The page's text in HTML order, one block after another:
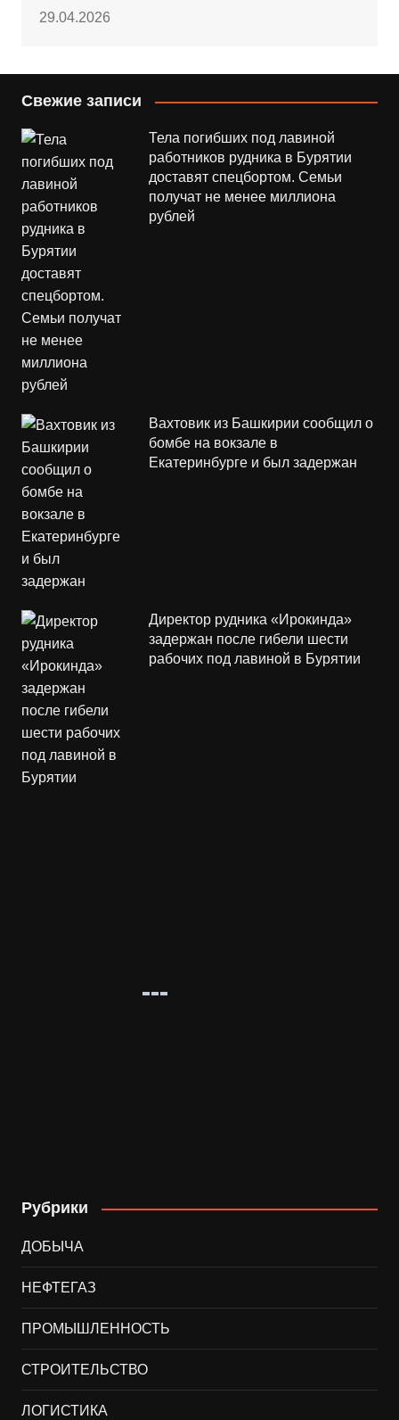
29.04.2026
Свежие записи
Тела погибших под лавиной
работников рудника в Бурятии
доставят спецбортом. Семьи
получат не менее миллиона
рублей
Вахтовик из Башкирии сообщил о
бомбе на вокзале в
Екатеринбурге и был задержан
Директор рудника «Ирокинда»
задержан после гибели шести
рабочих под лавиной в Бурятии
Рубрики
ДОБЫЧА
НЕФТЕГАЗ
ПРОМЫШЛЕННОСТЬ
СТРОИТЕЛЬСТВО
ЛОГИСТИКА